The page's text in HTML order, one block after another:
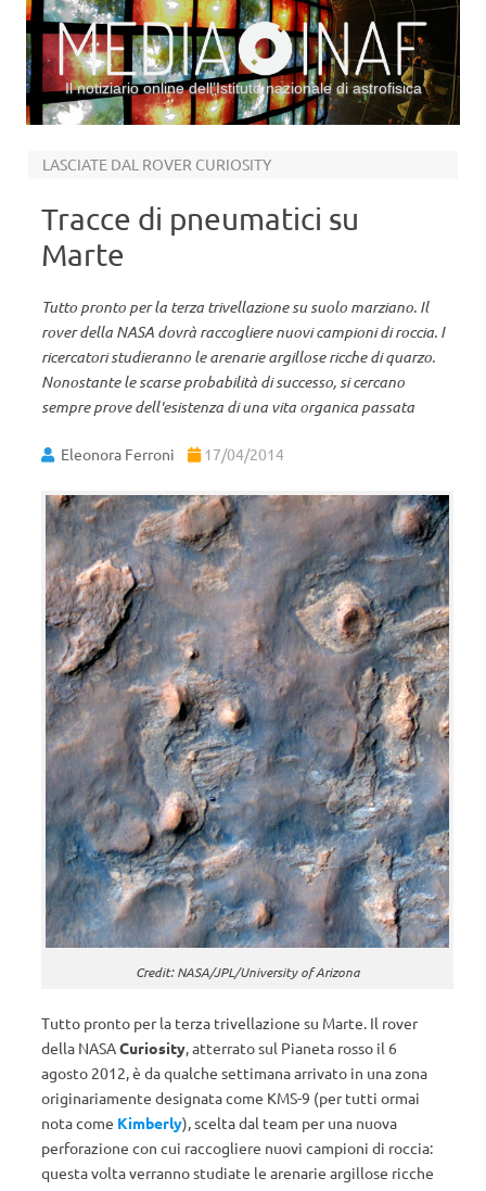
Il notiziario online dell’Istituto nazionale di astrofisica
LASCIATE DAL ROVER CURIOSITY
Tracce di pneumatici su
Marte
Tutto pronto per la terza trivellazione su suolo marziano. Il
rover della NASA dovrà raccogliere nuovi campioni di roccia. I
ricercatori studieranno le arenarie argillose ricche di quarzo.
Nonostante le scarse probabilità di successo, si cercano
sempre prove dell'esistenza di una vita organica passata
Eleonora Ferroni 17/04/2014
Credit: NASA/JPL/University of Arizona
Tutto pronto per la terza trivellazione su Marte. Il rover
della NASACuriosity, atterrato sul Pianeta rosso il 6
agosto 2012, è da qualche settimana arrivato in una zona
originariamente designata come KMS-9 (per tutti ormai
nota come Kimberly), scelta dal team per una nuova
perforazione con cui raccogliere nuovi campioni di roccia:
questa volta verranno studiate le arenarie argillose ricche